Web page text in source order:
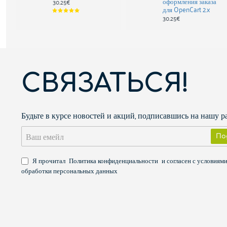
demo
Нажмите здесь для документации
Отправьте ваш запрос черезформу обратной связи
История версий
3.0.2.0 1 янв 2018: первоначальная версия для
для OpenCart 2.x
30.25€
СВЯЗАТЬСЯ!
Будьте в курсе новостей и акций, подписавшись на нашу
Ваш
емейл
Я прочитал Политика конфиденциальности и согласен с
обработки персональных данных